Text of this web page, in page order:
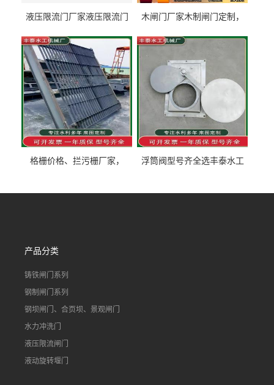
液压限流门厂家液压限流门
泰制造
木闸门厂家木制闸门定制，
型号齐全
格栅价格、拦污栅厂家，
浮筒阀型号齐全选丰泰水工
道水库电站污水处理钢制闸
产品分类
铸铁闸门系列
钢制闸门系列
钢坝闸门、合页坝、景观闸门
水力冲洗门
液压限流闸门
液动旋转堰门